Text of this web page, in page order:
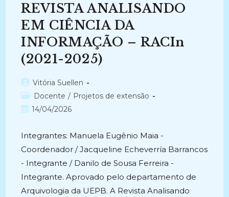
Revista
Analisando
Em
Ciência
Da
Informação
Do
Site
(2025-
Atual)
REVISTA ANALISANDO
EM CIÊNCIA DA
INFORMAÇÃO – RACIn
(2021-2025)
Autor
do
post:
Vitória Suellen
Categoria
do
Docente / Projetos de extensão
Post14/04/2026
Integrantes: Manuela Eugênio Maia -
Coordenador / Jacqueline Echeverría Barrancos
- Integrante / Danilo de Sousa Ferreira -
Integrante. Aprovado pelo departamento de
Arquivologia da UEPB. A Revista Analisando